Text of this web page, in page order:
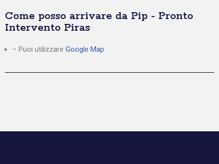
Come posso arrivare da Pip - Pronto
Intervento Piras
– Puoi utilizzare Google Map